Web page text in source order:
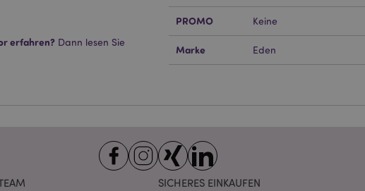
erfahren? Dann lesen Sie
PROMO Keine
Marke Eden
SICHERES EINKAUFEN
ermöglichen Kernfunktionen der Website wie die Benutzeranmeldung und die
cookies kann die Website nicht richtig genutzt werden.
CookieScript
1 Monat
Dieses Cookie wird vom Cookie-Script.com-
funktionieren.
Adobe Inc.
www.puckator.de
1 Tag
Dieses Cookie wird verwendet, um das
Zwischenspeichern von Inhalten im Browser
erleichtern und das Laden von Seiten zu